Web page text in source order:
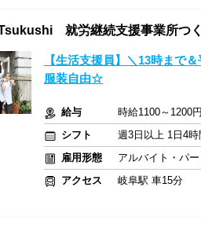
就労継続支援事業所つ
【生活支援員】＼13時まで
服装自由☆
給与
時給1100～1200
シフト
週3日以上 1日4
雇用形態
アルバイト・パー
アクセス
岐阜駅 車15分